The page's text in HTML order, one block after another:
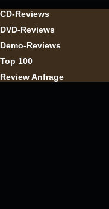
CD-Reviews
DVD-Reviews
Demo-Reviews
Top 100
Review Anfrage